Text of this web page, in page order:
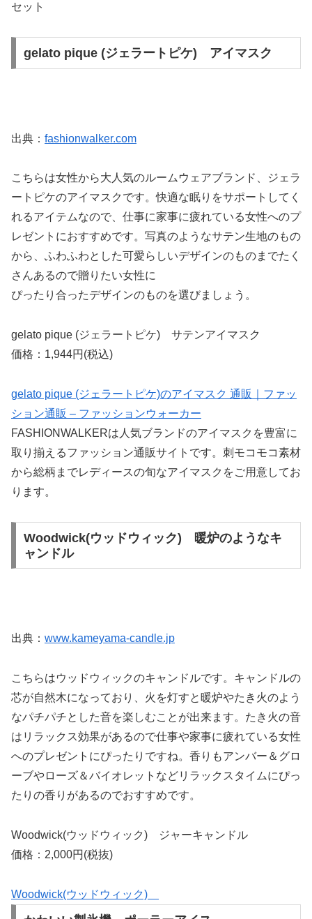
セット
gelato pique (ジェラートピケ) アイマスク
出典： fashionwalker.com
こちらは女性から大人気のルームウェアブランド、ジェラ
ートピケのアイマスクです。快適な眠りをサポートしてく
れるアイテムなので、仕事に家事に疲れている女性へのプ
レゼントにおすすめです。写真のようなサテン生地のもの
から、ふわふわとした可愛らしいデザインのものまでたく
さんあるので贈りたい女性に
ぴったり合ったデザインのものを選びましょう。
gelato pique (ジェラートピケ) サテンアイマスク
価格：1,944円(税込)
gelato pique (ジェラートピケ)のアイマスク 通販｜ファッ
ション通販 – ファッションウォーカー
FASHIONWALKERは人気ブランドのアイマスクを豊富に
取り揃えるファッション通販サイトです。刺モコモコ素材
から総柄までレディースの旬なアイマスクをご用意してお
ります。
Woodwick(ウッドウィック) 暖炉のようなキ
ャンドル
出典： www.kameyama-candle.jp
こちらはウッドウィックのキャンドルです。キャンドルの
芯が自然木になっており、火を灯すと暖炉やたき火のよう
なパチパチとした音を楽しむことが出来ます。たき火の音
はリラックス効果があるので仕事や家事に疲れている女性
へのプレゼントにぴったりですね。香りもアンバー＆グロ
ーブやローズ＆バイオレットなどリラックスタイムにぴっ
たりの香りがあるのでおすすめです。
Woodwick(ウッドウィック) ジャーキャンドル
価格：2,000円(税抜)
Woodwick(ウッドウィック)